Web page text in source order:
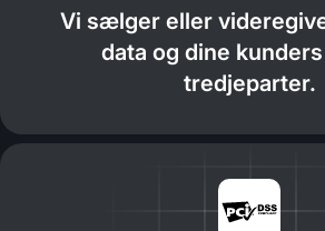
Vi sælger eller
data og dine
tredjeparter.